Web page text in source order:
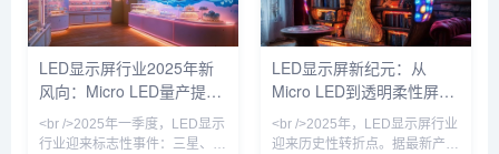
成为拉动市场增长的核心引擎。
在政策端，“新基建”与“百城千
屏”项目持续落地，户外超高清
显示需求激增；在技术端，
Mini/Micro LED芯片制造工艺良
方、利亚德相继发布消费级
Micro LED透明电视，像素间距
突破0.3mm，亮度达到
10000nits，在强光环境下依然
保持高对比度。与此同时，
速渗透
LED显示屏行业2025年新
风向：Micro LED量产提
速，透明屏引爆户外广告革
命
<br />2025年一季度，LED显示
行业迎来标志性事件：三星、
LED显示屏新纪元：从
Micro LED到透明柔性屏，
2025年技术革命如何重塑
视觉产业
<br />2025年，LED显示屏行业
迎来历史性转折点。据最新产业